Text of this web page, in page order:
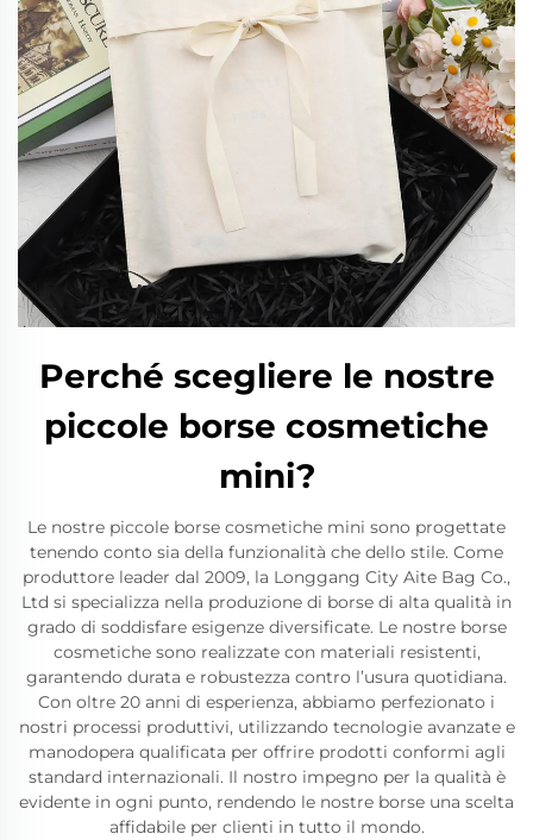
Perché scegliere le nostre
piccole borse cosmetiche
mini?
Le nostre piccole borse cosmetiche mini sono progettate
tenendo conto sia della funzionalità che dello stile. Come
produttore leader dal 2009, la Longgang City Aite Bag Co.,
Ltd si specializza nella produzione di borse di alta qualità in
grado di soddisfare esigenze diversificate. Le nostre borse
cosmetiche sono realizzate con materiali resistenti,
garantendo durata e robustezza contro l’usura quotidiana.
Con oltre 20 anni di esperienza, abbiamo perfezionato i
nostri processi produttivi, utilizzando tecnologie avanzate e
manodopera qualificata per offrire prodotti conformi agli
standard internazionali. Il nostro impegno per la qualità è
evidente in ogni punto, rendendo le nostre borse una scelta
affidabile per clienti in tutto il mondo.